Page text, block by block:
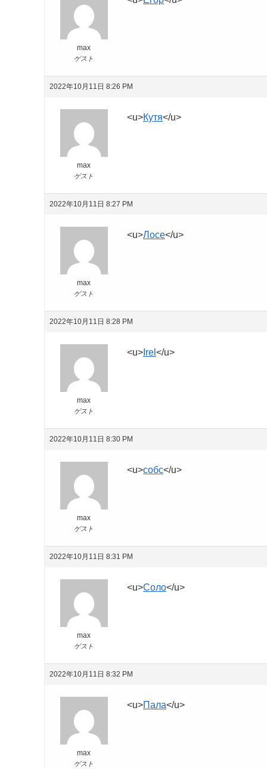
max
ゲスト
2022年10月11日 8:26 PM
max
ゲスト
<u>Кутя</u>
2022年10月11日 8:27 PM
max
ゲスト
<u>Лосе</u>
2022年10月11日 8:28 PM
max
ゲスト
<u> Irel </u>
2022年10月11日 8:30 PM
max
ゲスト
<u>собс</u>
2022年10月11日 8:31 PM
max
ゲスト
<u>Соло</u>
2022年10月11日 8:32 PM
max
ゲスト
<u>Пала</u>